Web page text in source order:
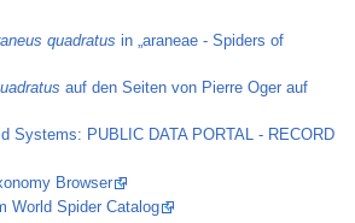
quadratus in „araneae - Spiders of
auf den Seiten von Pierre Oger auf
Systems: PUBLIC DATA PORTAL - RECORD
Browser
World Spider Catalog